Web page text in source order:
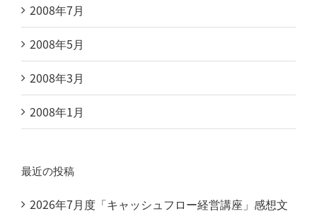
2008年7月
2008年5月
2008年3月
2008年1月
最近の投稿
2026年7月度「キャッシュフロー経営講座」感想文